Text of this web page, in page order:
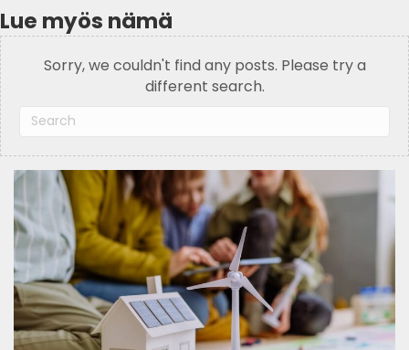
Lue myös nämä
Sorry, we couldn't find any posts. Please try a
different search.